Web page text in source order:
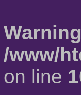
Warning
/www/
on line